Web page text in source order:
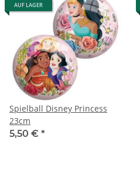
AUF LAGER
Spielball Disney Princess
23cm
5,50 € *